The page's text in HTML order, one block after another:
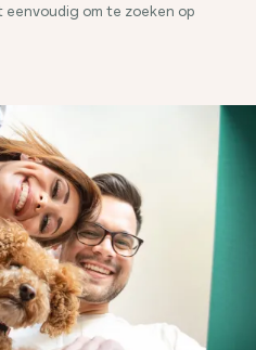
om te zoeken op